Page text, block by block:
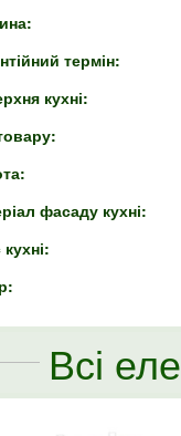
термін:
кухні:
фасаду кухні:
Всі